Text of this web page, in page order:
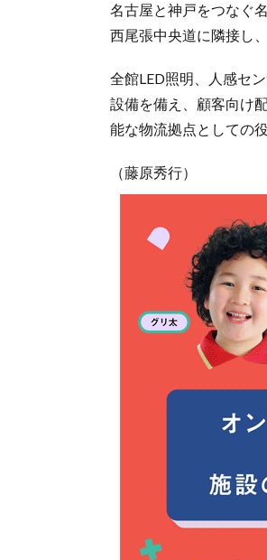
名古屋と神戸をつなぐ
西尾張中央道に隣接し
全館LED照明、人感セ
設備を備え、顧客向け
能な物流拠点としての
（藤原秀行）